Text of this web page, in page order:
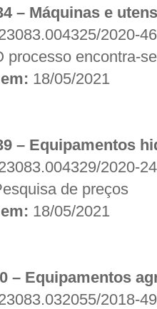
– Máquinas e
2020-46
processo encontra-
18/05/2021
– Equipamentos
2020-24
de preços
18/05/2021
– Equipamentos
2018-49